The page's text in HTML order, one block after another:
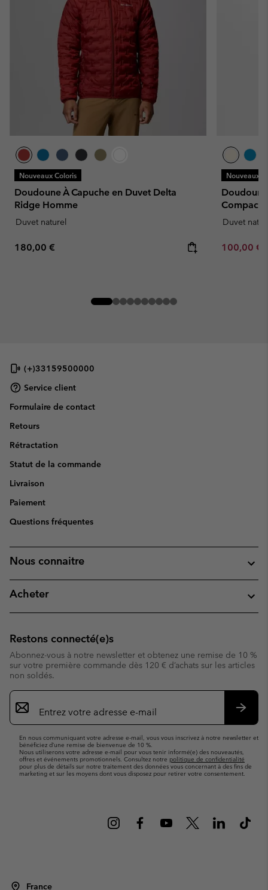
Nouveaux Coloris
Doudoune À Capuche en Duvet Delta
Ridge Homme
Duvet naturel
Regular price:
180,00 €
Nouveaux
Duvet
Minimum
100,00 €
(+)33159500000
Service client
Formulaire de contact
Retours
Rétractation
Statut de la commande
Livraison
Paiement
Questions fréquentes
Nous connaitre
Acheter
Restons connecté(e)s
Abonnez-vous à notre newsletter et obtenez une remise de 10 %
sur votre première commande dès 120 € d’achats sur les articles
non soldés.
Inscription
par
e-
En nous communiquant votre adresse e-mail, vous vous inscrivez à notre newsletter et
bénéficiez d’une remise de bienvenue de 10 %.
Nous utiliserons votre adresse e-mail pour vous tenir informé(e) des nouveautés,
offres et événements promotionnels. Consultez notre politique de confidentialité
pour plus de détails sur notre traitement des données vous concernant à des fins de
marketing et sur les moyens dont vous disposez pour retirer votre consentement.
France